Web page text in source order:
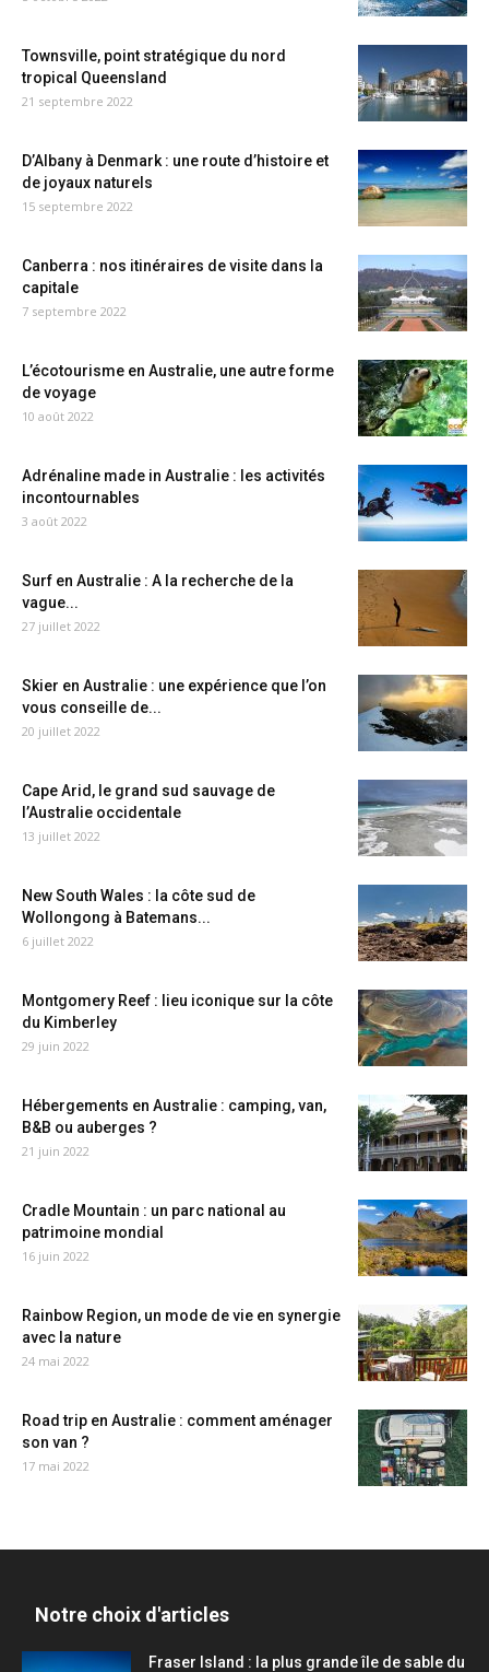
Townsville, point stratégique du nord
tropical Queensland
21 septembre 2022
D’Albany à Denmark : une route d’histoire et
de joyaux naturels
15 septembre 2022
Canberra : nos itinéraires de visite dans la
capitale
7 septembre 2022
L’écotourisme en Australie, une autre forme
de voyage
10 août 2022
Adrénaline made in Australie : les activités
incontournables
3 août 2022
Surf en Australie : A la recherche de la
vague...
27 juillet 2022
Skier en Australie : une expérience que l’on
vous conseille de...
20 juillet 2022
Cape Arid, le grand sud sauvage de
l’Australie occidentale
13 juillet 2022
New South Wales : la côte sud de
Wollongong à Batemans...
6 juillet 2022
Montgomery Reef : lieu iconique sur la côte
du Kimberley
29 juin 2022
Hébergements en Australie : camping, van,
B&B ou auberges ?
21 juin 2022
Cradle Mountain : un parc national au
patrimoine mondial
16 juin 2022
Rainbow Region, un mode de vie en synergie
avec la nature
24 mai 2022
Road trip en Australie : comment aménager
son van ?
17 mai 2022
Notre choix d'articles
Fraser Island : la plus grande île de sable du